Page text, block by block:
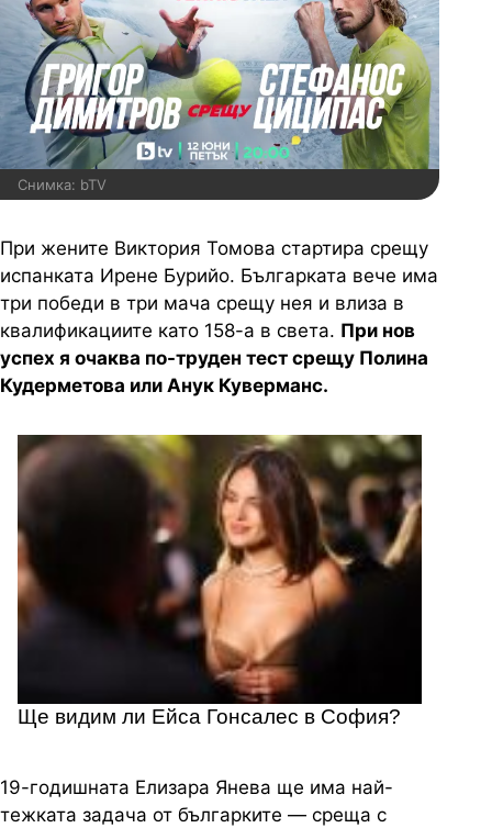
Снимка: bTV
При жените Виктория Томова стартира срещу
испанката Ирене Бурийо. Българката вече има
три победи в три мача срещу нея и влиза в
квалификациите като 158-а в света. При нов
успех я очаква по-труден тест срещу Полина
Кудерметова или Анук Куверманс.
Ще видим ли Ейса Гонсалес в София?
19-годишната Елизара Янева ще има най-
тежката задача от българките — среща с